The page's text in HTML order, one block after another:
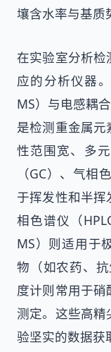
壤含水率与基质
在实验室分析检
应的分析仪器
MS）与电感耦
是检测重金属
性范围宽、多
（GC）、气相
于挥发性和半
相色谱仪（
MS）则适用于
物（如农药、
度计则常用于
测定。这些高
验坚实的数据获